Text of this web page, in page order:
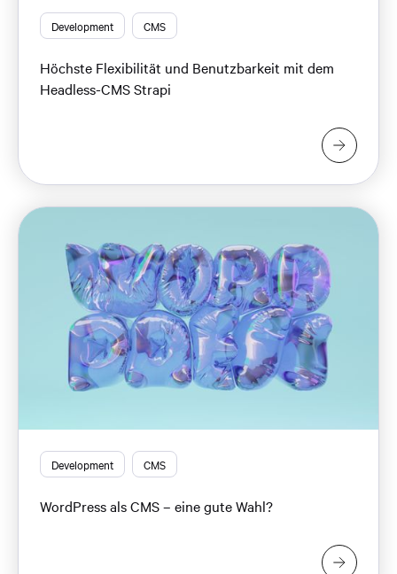
Development CMS
Höchste Flexibilität und Benutzbarkeit mit dem
Headless-CMS Strapi
Development CMS
WordPress als CMS – eine gute Wahl?